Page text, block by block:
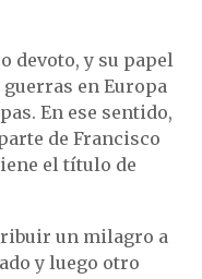
devoto, y su papel
en Europa
En ese sentido,
de Francisco
el título de
un milagro a
y luego otro